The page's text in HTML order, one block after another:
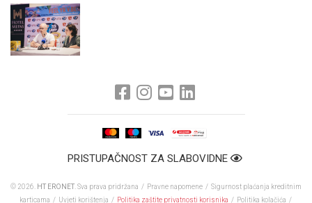
PRISTUPAČNOST ZA SLABOVIDNE
© 2026. HT ERONET . Sva prava pridržana / Pravne napomene / Sigurnost plaćanja kreditnim
karticama / Uvjeti korištenja / Politika zaštite privatnosti korisnika / Politika kolačića /